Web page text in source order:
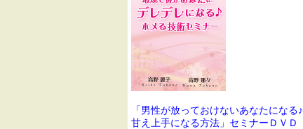
「男性が放っておけないあなたになる♪
甘え上手になる方法」セミナーＤＶＤ